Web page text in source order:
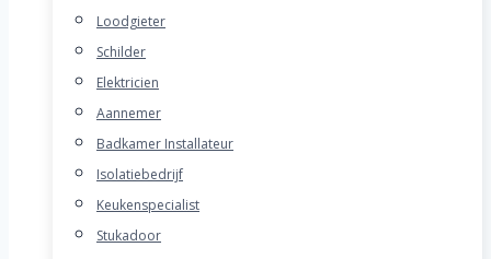
Loodgieter
Schilder
Elektricien
Aannemer
Badkamer Installateur
Isolatiebedrijf
Keukenspecialist
Stukadoor